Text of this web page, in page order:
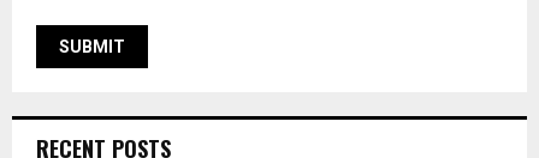
RECENT POSTS